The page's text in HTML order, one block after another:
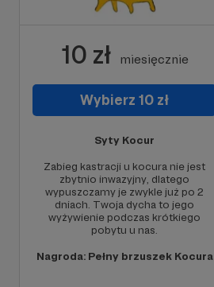
10 zł miesięcznie
Wybierz 10 zł
Syty Kocur
Zabieg kastracji u kocura nie jest
zbytnio inwazyjny, dlatego
wypuszczamy je zwykle już po 2
dniach. Twoja dycha to jego
wyżywienie podczas krótkiego
pobytu u nas.
Nagroda: Pełny brzuszek Kocura